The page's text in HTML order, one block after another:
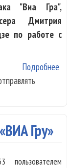
"Виа Гра",
Дмитрия
по работе с
Подробнее
Гру»
пользователем